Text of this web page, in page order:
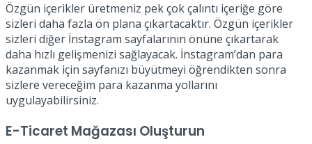
Özgün içerikler üretmeniz pek çok çalıntı içeriğe göre
sizleri daha fazla ön plana çıkartacaktır. Özgün içerikler
sizleri diğer İnstagram sayfalarının önüne çıkartarak
daha hızlı gelişmenizi sağlayacak. İnstagram’dan para
kazanmak için sayfanızı büyütmeyi öğrendikten sonra
sizlere vereceğim para kazanma yollarını
uygulayabilirsiniz.
E-Ticaret Mağazası Oluşturun